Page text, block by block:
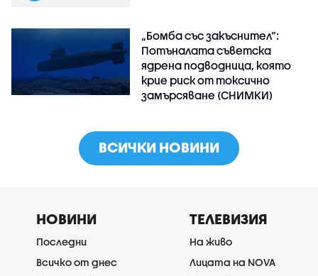
„Бомба със закъснител“:
Потъналата съветска
ядрена подводница, която
крие риск от токсично
замърсяване (СНИМКИ)
ВСИЧКИ НОВИНИ
НОВИНИ
Последни
Всичко от днес
ТЕЛЕВИЗИЯ
На живо
Лицата на NOVA